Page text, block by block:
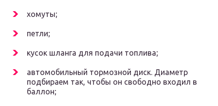
хомуты;
петли;
кусок шланга для подачи топлива;
автомобильный тормозной диск. Диаметр
подбираем так, чтобы он свободно входил в
баллон;